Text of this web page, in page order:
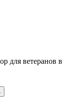
для ветеранов в